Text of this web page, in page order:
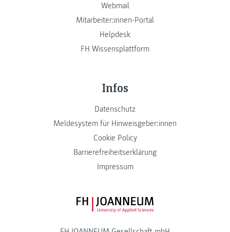
Webmail
Mitarbeiter:innen-Portal
Helpdesk
FH Wissensplattform
Infos
Datenschutz
Meldesystem für Hinweisgeber:innen
Cookie Policy
Barrierefreiheitserklärung
Impressum
FH JOANNEUM Logo